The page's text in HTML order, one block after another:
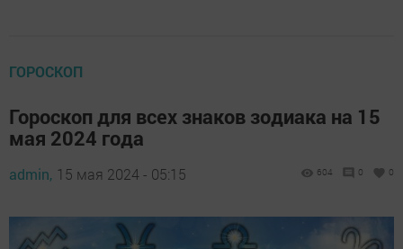
ГОРОСКОП
Гороскоп для всех знаков зодиака на 15
мая 2024 года
admin, 15 мая 2024 - 05:15 604 0 0